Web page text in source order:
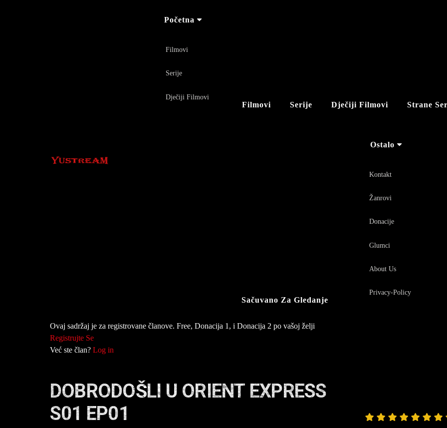
Početna
Filmovi
Serije
Dječiji Filmovi
Filmovi Serije Dječiji Filmovi Strane
Sačuvano Za Gledanje
Ostalo
Kontakt
Žanrovi
Donacije
Glumci
About Us
Privacy-Policy
Ovaj sadržaj je za registrovane članove. Free, Donacija 1, i Donacija 2 po vašoj želji
Registrujte Se
Već ste član? Log in
DOBRODOŠLI U ORIENT EXPRESS
S01 EP01